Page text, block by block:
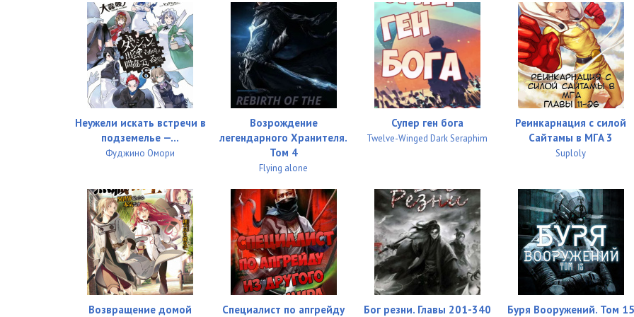
Глава 250 09:25
Неужели искать встречи в
подземелье —...
Фуджино Омори
Возрождение
легендарного Хранителя.
Том 4
Flying alone
Супер ген бога
Twelve-Winged Dark Seraphim
Реинкарнация с силой
Сайтамы в MГA 3
Suploly
Возвращение домой Специалист по апгрейду Бог резни. Главы 201-340 Буря Вооружений. Том 15